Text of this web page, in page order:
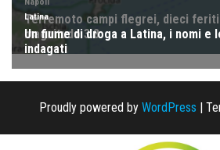
Proudly powered by WordPress |